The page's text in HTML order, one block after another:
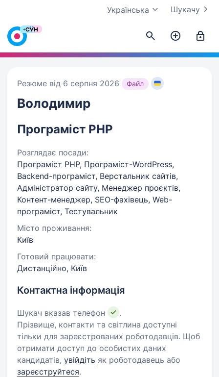
Шукачу
Українська
Резюме від 6 серпня 2026 Файл
Володимир
Програміст PHP
Розглядає посади:
Програміст PHP, Програміст-WordPress,
Backend-програміст, Верстальник сайтів,
Адміністратор сайту, Менеджер проєктів,
Контент-менеджер, SEO-фахівець, Web-
програміст, Тестувальник
Місто проживання:
Київ
Готовий працювати:
Дистанційно, Київ
Контактна інформація
Шукач вказав телефон
.
Прізвище, контакти та світлина доступні
тільки для зареєстрованих роботодавців. Щоб
отримати доступ до особистих даних
кандидатів, увійдіть як роботодавець або
зареєструйтеся.